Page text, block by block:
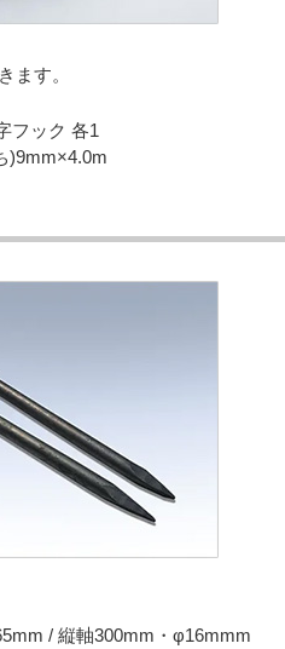
ます。
フック 各1
)9mm×4.0m
/ 縦軸300mm・φ16mmm